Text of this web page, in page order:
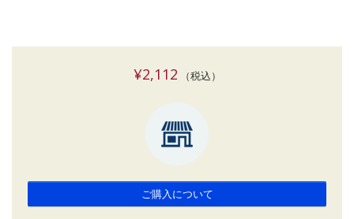
¥2,112 （税込）
ご購入について